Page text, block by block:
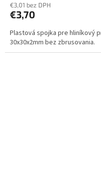
€3,01 bez DPH
€3,70
Plastová spojka pre hliníkový
30x30x2mm bez zbrusovania.